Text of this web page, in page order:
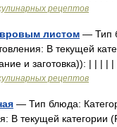
рецептов
листом — Тип
В текущей
и заготовка)): | | | |
рецептов
— Тип блюда:
В текущей категории